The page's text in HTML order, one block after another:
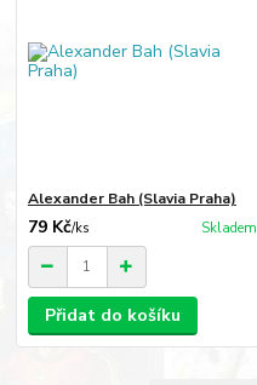
Alexander Bah (Slavia Praha)
79 Kč/ks Skladem
Přidat do košíku